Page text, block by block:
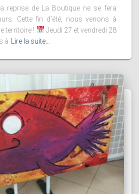
reprise de La Boutique ne se fera
Cette fin d’été, nous venons à
territoire !
Jeudi 27 et vendredi 28
à
Lire la suite…